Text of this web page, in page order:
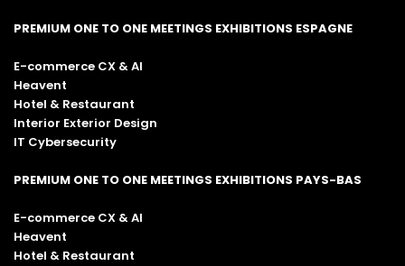
PREMIUM ONE TO ONE MEETINGS EXHIBITIONS ESPAGNE
E-commerce CX & AI
Heavent
Hotel & Restaurant
Interior Exterior Design
IT Cybersecurity
PREMIUM ONE TO ONE MEETINGS EXHIBITIONS PAYS-BAS
E-commerce CX & AI
Heavent
Hotel & Restaurant